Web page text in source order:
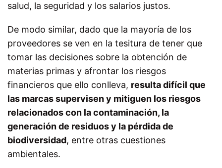
salud, la seguridad y los salarios justos.
De modo similar, dado que la mayoría de los
proveedores se ven en la tesitura de tener que
tomar las decisiones sobre la obtención de
materias primas y afrontar los riesgos
financieros que ello conlleva, resulta difícil que
las marcas supervisen y mitiguen los riesgos
relacionados con la contaminación, la
generación de residuos y la pérdida de
biodiversidad, entre otras cuestiones
ambientales.